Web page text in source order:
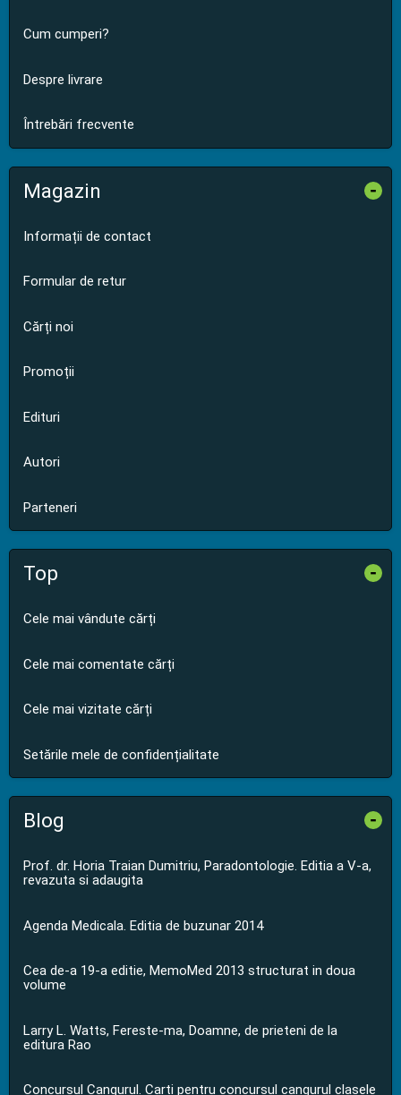
Cum cumperi?
Despre livrare
Întrebări frecvente
Magazin -
Informații de contact
Formular de retur
Cărți noi
Promoții
Edituri
Autori
Parteneri
Top -
Cele mai vândute cărți
Cele mai comentate cărți
Cele mai vizitate cărți
Setările mele de confidențialitate
Blog -
Prof. dr. Horia Traian Dumitriu, Paradontologie. Editia a V-a,
revazuta si adaugita
Agenda Medicala. Editia de buzunar 2014
Cea de-a 19-a editie, MemoMed 2013 structurat in doua
volume
Larry L. Watts, Fereste-ma, Doamne, de prieteni de la
editura Rao
Concursul Cangurul. Carti pentru concursul cangurul clasele